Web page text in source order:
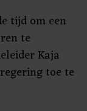
tijd om een
te
Kaja
toe te